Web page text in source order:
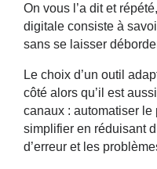
On vous l’a dit et
digitale consiste à
sans se laisser
Le choix d’un outil
côté alors qu’il est
canaux : automatiser le
simplifier en réduisant
d’erreur et les